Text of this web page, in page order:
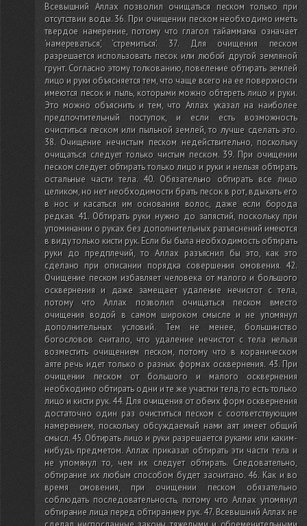
Всевышний Аллах позволил очищаться песком только при
отсутствии воды. 36. При очищении песком необходимо иметь
твердое намерение, потому что глагол тайаммама означает
‘намереваться’, ‘стремиться’. 37. Для очищения песком
разрешается использовать песок или любой другой земляной
грунт. Согласно этому толкованию, повеление обтирать землей
лицо и руки объясняется тем, что чаще всего на ее поверхности
имеются песок и пыль, которыми можно обтереть лицо и руки.
Это можно объяснить и тем, что Аллах указал на наиболее
предпочтительный поступок, и если есть возможность
очиститься песком или пыльной землей, то лучше сделать это.
38. Очищение нечистым песком недействительно, поскольку
очищаться следует только чистым песком. 39. При очищении
песком следует обтирать только лицо и руки и нельзя обтирать
остальные части тела. 40. Обязательно обтирать все лицо
целиком, но нет необходимости брать песок в рот, вдыхать его
в нос и касаться им основания волос, даже если борода
редкая. 41. Обтирать руки нужно до запястий, поскольку при
упоминании о руках без дополнительных разъяснений имеются
в виду только кисти рук. Если бы была необходимость обтирать
руки до предплечий, то Аллах разъяснил бы это, как это
сделано при описании порядка совершения омовения. 42.
Очищение песком избавляет человека от малого и большого
осквернения и даже замещает удаление нечистот с тела,
потому что Аллах позволил очищаться песком вместо
очищения водой в самом широком смысле и не упомянул
дополнительных условий. Тем не менее, большинство
богословов считало, что удаление нечистот с тела нельзя
возместить очищением песком, потому что в кораническом
аяте речь идет только о разных формах осквернения. 43. При
очищении песком от большого и малого осквернения
необходимо обтирать одни и те же участки тела, то есть только
лицо и кисти рук. 44. Для очищения от обеих форм осквернения
достаточно один раз очиститься песком с соответствующим
намерением, поскольку обсуждаемый нами аят имеет общий
смысл. 45. Обтирать лицо и руки разрешается руками или каким-
нибудь предметом. Аллах приказал обтирать эти части тела и
не упомянул то, чем их следует обтирать. Следовательно,
обтирание их любым способом будет засчитано. 46. Как и во
время омовения, при очищении песком обязательно
соблюдать последовательность, потому что Аллах упомянул
обтирание лица перед обтиранием рук. 47. Всевышний Аллах не